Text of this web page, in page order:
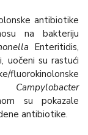
antibiotike
na bakteriju
Enteritidis,
uočeni su rastući
Campylobacter
su pokazale
antibiotike.